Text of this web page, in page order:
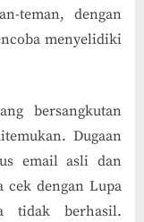
teman, dengan
menyelidiki
bersangkutan
Dugaan
email asli dan
cek dengan Lupa
tidak berhasil.